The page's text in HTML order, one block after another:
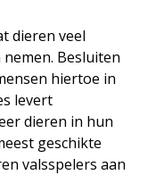
dieren veel
Besluiten
hiertoe in
levert
dieren in hun
geschikte
valsspelers aan